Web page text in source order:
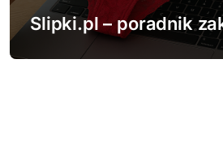
Slipki.pl – poradnik